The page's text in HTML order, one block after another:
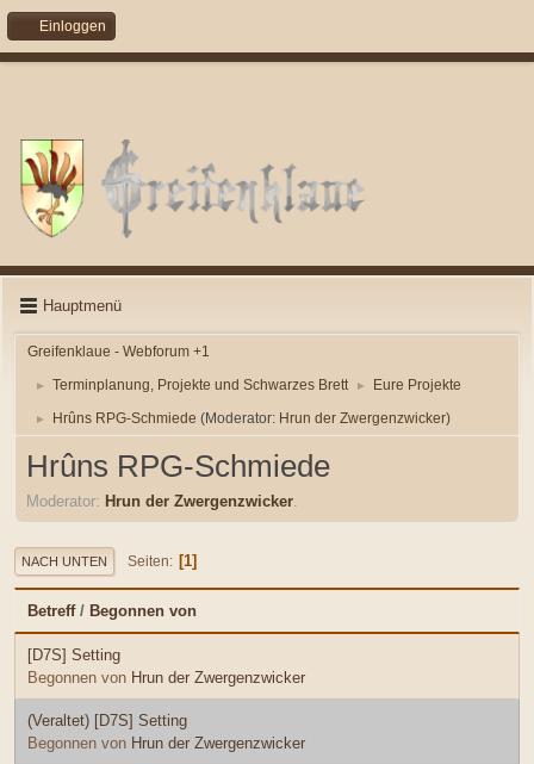
Einloggen
Hauptmenü
Greifenklaue - Webforum +1
► Terminplanung, Projekte und Schwarzes Brett ► Eure Projekte
► Hrûns RPG-Schmiede (Moderator: Hrun der Zwergenzwicker)
Hrûns RPG-Schmiede
Moderator: Hrun der Zwergenzwicker.
NACH UNTEN Seiten 1
Betreff/ Begonnen von
[D7S] Setting
Begonnen von Hrun der Zwergenzwicker
(Veraltet) [D7S] Setting
Begonnen von Hrun der Zwergenzwicker